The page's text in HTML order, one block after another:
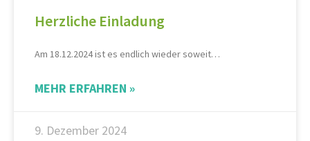
Herzliche Einladung
Am 18.12.2024 ist es endlich wieder soweit…
MEHR ERFAHREN »
9. Dezember 2024